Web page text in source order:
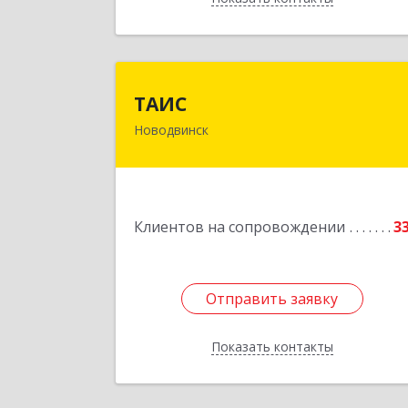
ТАИС
Новодвинск
Клиентов на сопровождении
Отправить заявку
Показать контакты
Отправить заявку
Назад